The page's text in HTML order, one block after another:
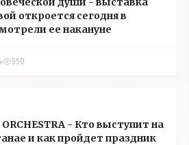
откроется сегодня в
ее накануне
550
ORCHESTRA - Кто выступит на
и как пройдет праздник